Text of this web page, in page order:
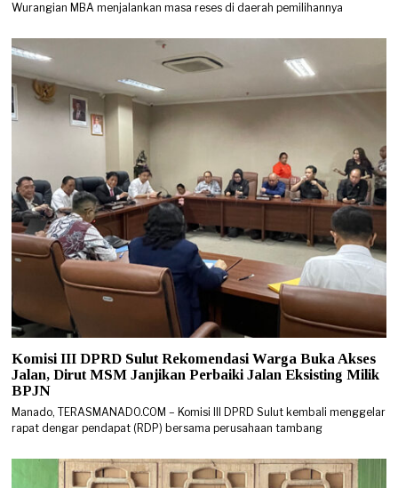
Wurangian MBA menjalankan masa reses di daerah pemilihannya
Komisi III DPRD Sulut Rekomendasi Warga Buka Akses
Jalan, Dirut MSM Janjikan Perbaiki Jalan Eksisting Milik
BPJN
Manado, TERASMANADO.COM – Komisi III DPRD Sulut kembali menggelar
rapat dengar pendapat (RDP) bersama perusahaan tambang